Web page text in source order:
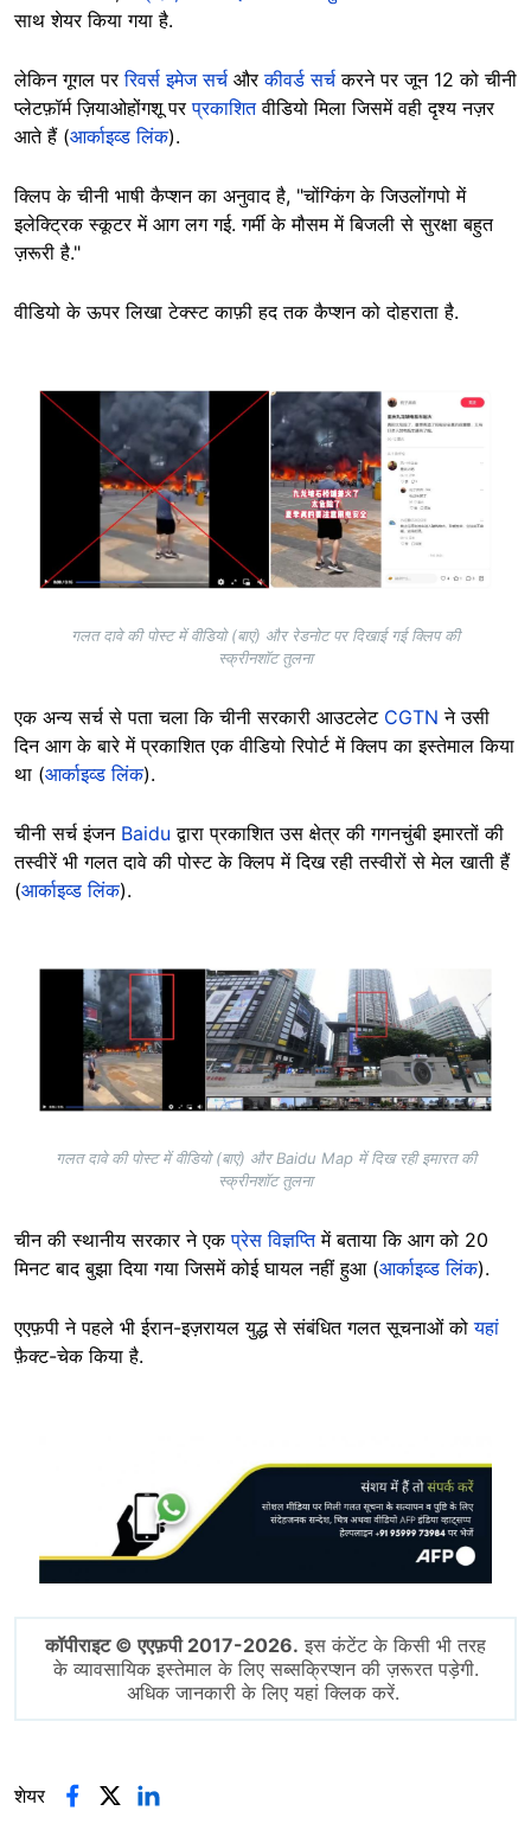
साथ शेयर किया गया है.
लेकिन गूगल पररिवर्स इमेज सर्च औरकीवर्ड सर्च करने पर जून 12 को चीनी
प्लेटफ़ॉर्म ज़ियाओहोंगशू परप्रकाशितवीडियो मिला जिसमें वही दृश्य नज़र
आते हैं (आर्काइव्ड लिंक).
क्लिप के चीनी भाषी कैप्शन का अनुवाद है, "चोंग्किंग के जिउलोंगपो में
इलेक्ट्रिक स्कूटर में आग लग गई. गर्मी के मौसम में बिजली से सुरक्षा बहुत
ज़रूरी है."
वीडियो के ऊपर लिखा टेक्स्ट काफ़ी हद तक कैप्शन को दोहराता है.
Image
गलत दावे की पोस्ट में वीडियो (बाएं) और रेडनोट पर दिखाई गई क्लिप की
स्क्रीनशॉट तुलना
एक अन्य सर्च से पता चला कि चीनी सरकारी आउटलेट CGTN ने उसी
दिन आग के बारे में प्रकाशित एक वीडियो रिपोर्ट में क्लिप का इस्तेमाल किया
था (आर्काइव्ड लिंक).
चीनी सर्च इंजन Baidu द्वारा प्रकाशित उस क्षेत्र की गगनचुंबी इमारतों की
तस्वीरें भी गलत दावे की पोस्ट के क्लिप में दिख रही तस्वीरों से मेल खाती हैं
(आर्काइव्ड लिंक).
गलत दावे की पोस्ट में वीडियो (बाएं) और Baidu Map में दिख रही इमारत की
स्क्रीनशॉट तुलना
चीन की स्थानीय सरकार ने एकप्रेस विज्ञप्तिमें बताया कि आग को 20
मिनट बाद बुझा दिया गया जिसमें कोई घायल नहीं हुआ (आर्काइव्ड लिंक).
एएफ़पी ने पहले भी ईरान-इज़रायल युद्ध से संबंधित गलत सूचनाओं कोयहां
फ़ैक्ट-चेक किया है.
कॉपीराइट © एएफ़पी 2017-2026. इस कंटेंट के किसी भी तरह
के व्यावसायिक इस्तेमाल के लिए सब्सक्रिप्शन की ज़रूरत पड़ेगी.
अधिक जानकारी के लिए यहां क्लिक करें.
शेयर